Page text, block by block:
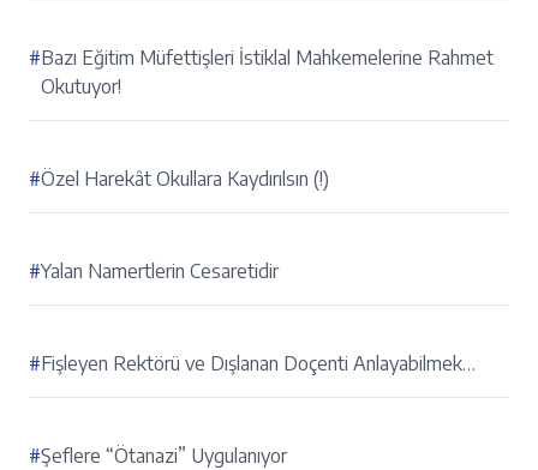
#Bazı Eğitim Müfettişleri İstiklal Mahkemelerine Rahmet
Okutuyor!
#Özel Harekât Okullara Kaydırılsın (!)
#Yalan Namertlerin Cesaretidir
#Fişleyen Rektörü ve Dışlanan Doçenti Anlayabilmek…
#Şeflere “Ötanazi” Uygulanıyor